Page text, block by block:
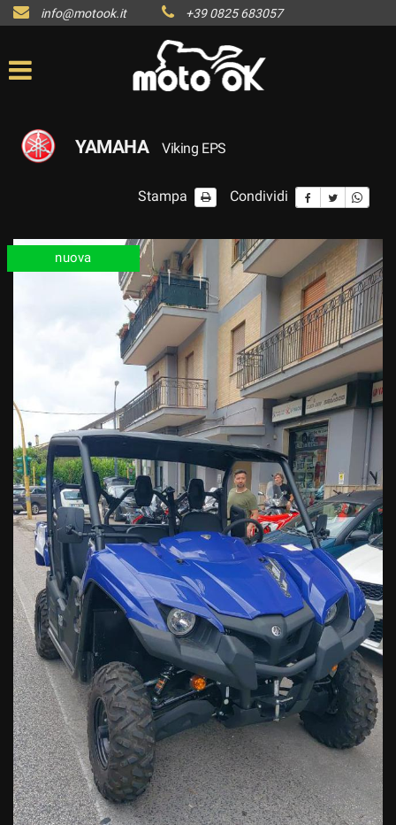
info@motook.it +39 0825 683057
YAMAHA Viking EPS
Stampa Condividi
nuova